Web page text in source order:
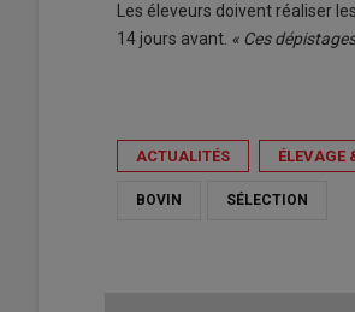
Les éleveurs doivent réaliser
14 jours avant. « Ces
ACTUALITÉS ÉLEVAGE
BOVIN SÉLECTION